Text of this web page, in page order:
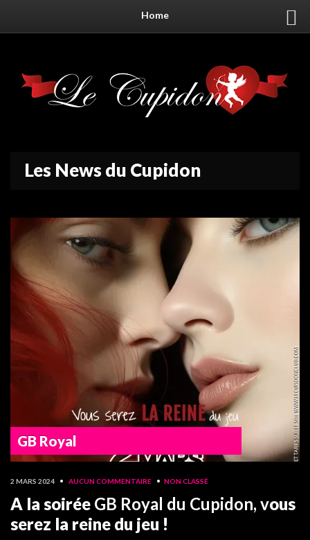
Home
Les News du Cupidon
GB Royal
2 MARS 2024 • AUCUN COMMENTAIRE • NON CLASSÉ
A la soirée GB Royal du Cupidon, vous
serez la reine du jeu !